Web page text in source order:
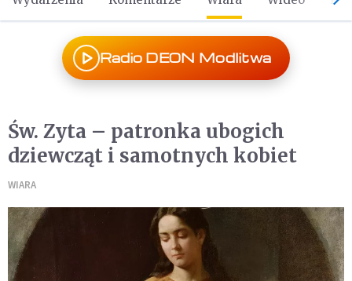
Radio DEON Modlitwa
Św. Zyta – patronka ubogich
dziewcząt i samotnych kobiet
WIARA